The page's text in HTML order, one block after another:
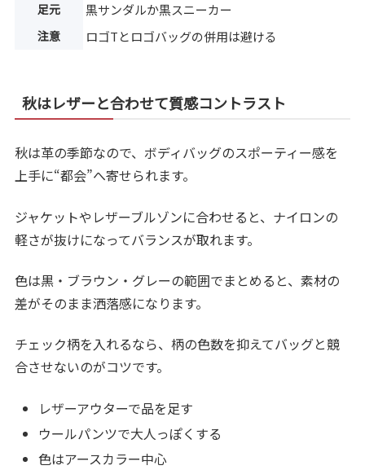
足元 黒サンダルか黒スニーカー
注意 ロゴTとロゴバッグの併用は避ける
秋はレザーと合わせて質感コントラスト
秋は革の季節なので、ボディバッグのスポーティー感を
上手に“都会”へ寄せられます。
ジャケットやレザーブルゾンに合わせると、ナイロンの
軽さが抜けになってバランスが取れます。
色は黒・ブラウン・グレーの範囲でまとめると、素材の
差がそのまま洒落感になります。
チェック柄を入れるなら、柄の色数を抑えてバッグと競
合させないのがコツです。
レザーアウターで品を足す
ウールパンツで大人っぽくする
色はアースカラー中心